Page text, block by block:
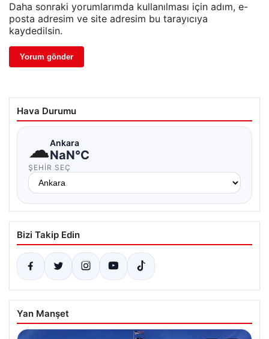
Daha sonraki yorumlarımda kullanılması için adım, e-
posta adresim ve site adresim bu tarayıcıya
kaydedilsin.
Hava Durumu
☁Ankara
NaN°C
ŞEHIR SEÇ
Bizi Takip Edin
Yan Manşet